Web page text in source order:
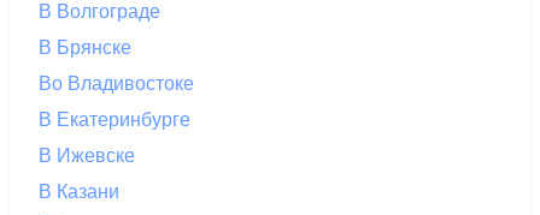
В Волгограде
В Брянске
Во Владивостоке
В Екатеринбурге
В Ижевске
В Казани